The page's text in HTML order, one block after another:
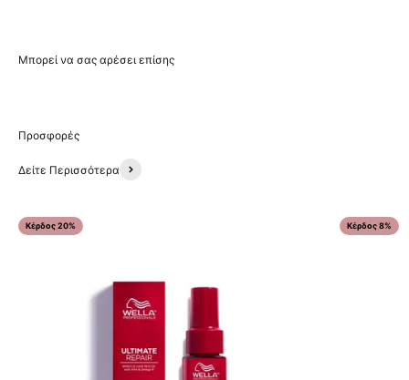
Δείτε Περισσότερα
Κέρδος 20% Κέρδος 8%